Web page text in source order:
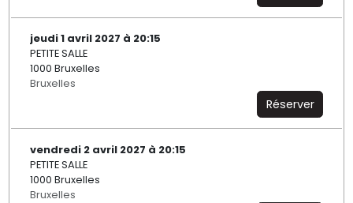
jeudi 1 avril 2027 à 20:15
PETITE SALLE
1000 Bruxelles
Bruxelles
Réserver
vendredi 2 avril 2027 à 20:15
PETITE SALLE
1000 Bruxelles
Bruxelles